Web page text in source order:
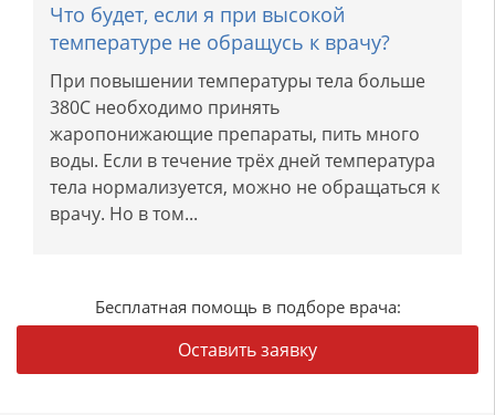
Что будет, если я при высокой
температуре не обращусь к врачу?
При повышении температуры тела больше
380С необходимо принять
жаропонижающие препараты, пить много
воды. Если в течение трёх дней температура
тела нормализуется, можно не обращаться к
врачу. Но в том...
Бесплатная помощь в подборе врача:
Оставить заявку